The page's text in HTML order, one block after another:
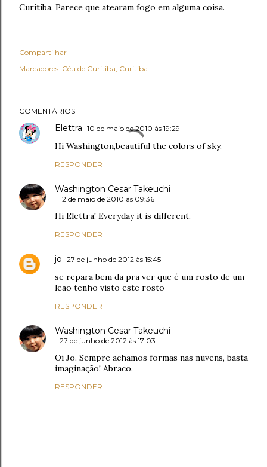
Curitiba. Parece que atearam fogo em alguma coisa.
Compartilhar
Marcadores: Céu de Curitiba Curitiba
COMENTÁRIOS
Elettra 10 de maio de 2010 às 19:29
Hi Washington,beautiful the colors of sky.
RESPONDER
Washington Cesar Takeuchi
12 de maio de 2010 às 09:36
Hi Elettra! Everyday it is different.
RESPONDER
jo 27 de junho de 2012 às 15:45
se repara bem da pra ver que é um rosto de um
leão tenho visto este rosto
RESPONDER
Washington Cesar Takeuchi
27 de junho de 2012 às 17:03
Oi Jo. Sempre achamos formas nas nuvens, basta
imaginação! Abraco.
RESPONDER